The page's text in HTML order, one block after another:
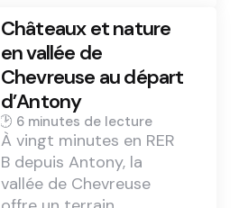
Châteaux et nature
en vallée de
Chevreuse au départ
d’Antony
6 min
À vingt minutes en RER
B depuis Antony, la
vallée de Chevreuse